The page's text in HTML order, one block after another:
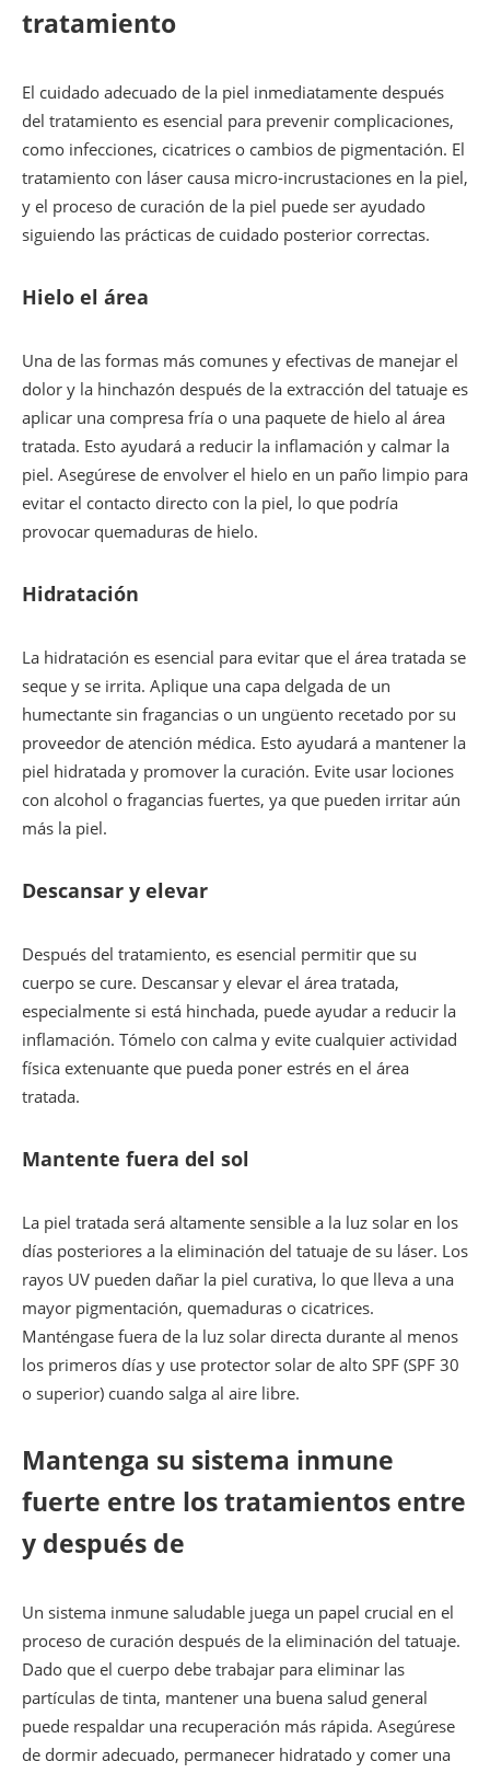
tratamiento
El cuidado adecuado de la piel inmediatamente después
del tratamiento es esencial para prevenir complicaciones,
como infecciones, cicatrices o cambios de pigmentación. El
tratamiento con láser causa micro-incrustaciones en la piel,
y el proceso de curación de la piel puede ser ayudado
siguiendo las prácticas de cuidado posterior correctas.
Hielo el área
Una de las formas más comunes y efectivas de manejar el
dolor y la hinchazón después de la extracción del tatuaje es
aplicar una compresa fría o una paquete de hielo al área
tratada. Esto ayudará a reducir la inflamación y calmar la
piel. Asegúrese de envolver el hielo en un paño limpio para
evitar el contacto directo con la piel, lo que podría
provocar quemaduras de hielo.
Hidratación
La hidratación es esencial para evitar que el área tratada se
seque y se irrita. Aplique una capa delgada de un
humectante sin fragancias o un ungüento recetado por su
proveedor de atención médica. Esto ayudará a mantener la
piel hidratada y promover la curación. Evite usar lociones
con alcohol o fragancias fuertes, ya que pueden irritar aún
más la piel.
Descansar y elevar
Después del tratamiento, es esencial permitir que su
cuerpo se cure. Descansar y elevar el área tratada,
especialmente si está hinchada, puede ayudar a reducir la
inflamación. Tómelo con calma y evite cualquier actividad
física extenuante que pueda poner estrés en el área
tratada.
Mantente fuera del sol
La piel tratada será altamente sensible a la luz solar en los
días posteriores a la eliminación del tatuaje de su láser. Los
rayos UV pueden dañar la piel curativa, lo que lleva a una
mayor pigmentación, quemaduras o cicatrices.
Manténgase fuera de la luz solar directa durante al menos
los primeros días y use protector solar de alto SPF (SPF 30
o superior) cuando salga al aire libre.
Mantenga su sistema inmune
fuerte entre los tratamientos entre
y después de
Un sistema inmune saludable juega un papel crucial en el
proceso de curación después de la eliminación del tatuaje.
Dado que el cuerpo debe trabajar para eliminar las
partículas de tinta, mantener una buena salud general
puede respaldar una recuperación más rápida. Asegúrese
de dormir adecuado, permanecer hidratado y comer una